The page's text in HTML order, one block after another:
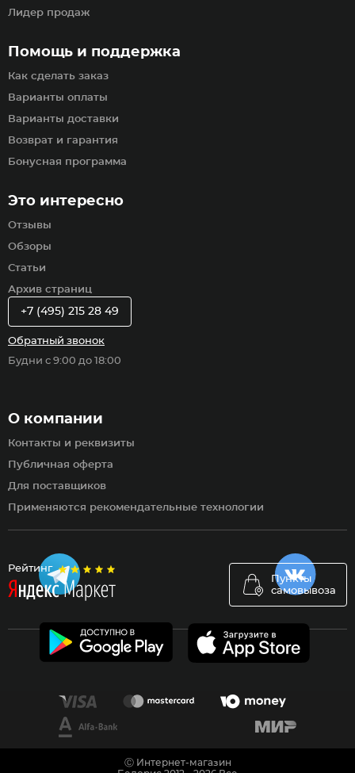
Рейтинг
Пункты
самовывоза
Помощь и поддержка
Как сделать заказ
Варианты оплаты
Варианты доставки
Возврат и гарантия
Бонусная программа
Лидер продаж
Это интересно
Отзывы
Обзоры
Статьи
Архив страниц
О компании
Контакты и реквизиты
Публичная оферта
Для поставщиков
Применяются рекомендательные технологии
+7 (495) 215 28 49
Обратный звонок
Будни с 9:00 до 18:00
Ⓒ Интернет-магазин